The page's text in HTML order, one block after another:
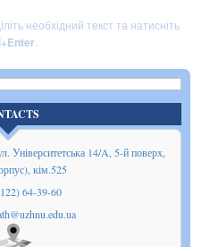
необхідний текст та натисніть
Університетська 14/A, 5-й поверх,
кім.525
64-39-60